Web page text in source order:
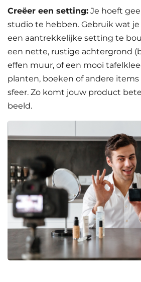
Creëer een setting: Je hoeft
studio te hebben. Gebruik wat
een aantrekkelijke setting te
een nette, rustige achtergrond
effen muur, of een mooi
planten, boeken of andere items
sfeer. Zo komt jouw product
beeld.